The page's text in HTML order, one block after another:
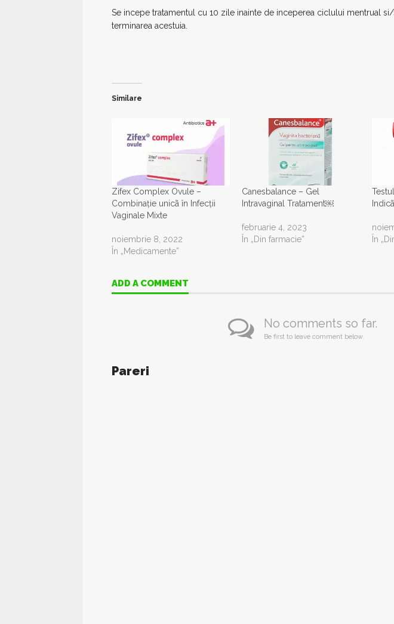
Se incepe tratamentul cu 10 zile inainte de inceperea ciclului mentrual
terminarea acestuia.
Similare
Zifex Complex Ovule –
Combinație unicã în Infecții
Vaginale Mixte
noiembrie 8, 2022
În „Medicamente”
Canesbalance – Gel
Intravaginal Tratament￼
februarie 4, 2023
În „Din farmacie”
În
ADD A COMMENT
No comments so far.
Be first to leave comment below.
Pareri